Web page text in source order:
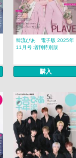
韓流ぴあ 電子版 2025年
11月号 増刊特別版
購入